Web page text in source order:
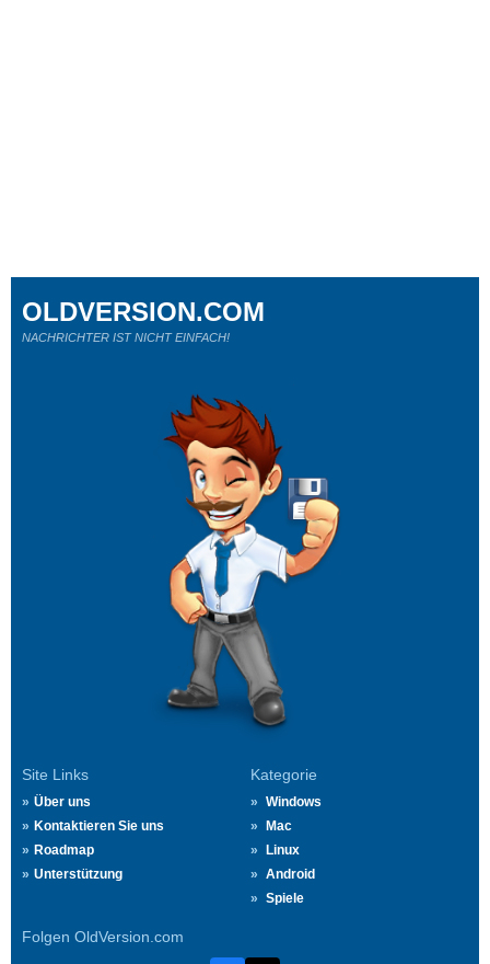
Site Links
Über uns
Kontaktieren Sie uns
Roadmap
Unterstützung
Kategorie
Windows
Mac
Linux
Android
Spiele
Folgen OldVersion.com
OLDVERSION.COM
NACHRICHTER IST NICHT EINFACH!